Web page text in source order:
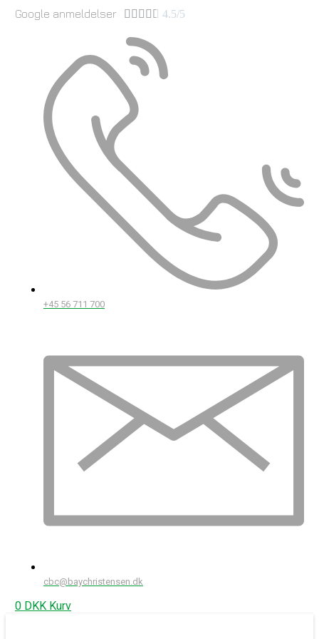
Google anmeldelser      4.5/5
+45 56 711 700
cbc@baychristensen.dk
0 DKK Kurv